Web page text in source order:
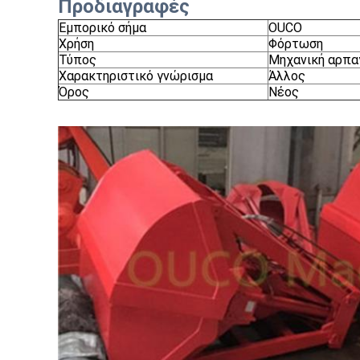
Προδιαγραφές
Εμπορικό σήμα
OUCO
Χρήση
Φόρτωση
Τύπος
Μηχανική
Χαρακτηριστικό γνώρισμα
Άλλος
Όρος
Νέος